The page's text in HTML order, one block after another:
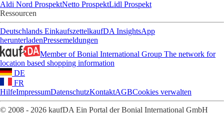
Aldi Nord ProspektNetto ProspektLidl Prospekt
Ressourcen
Deutschlands EinkaufszettelkaufDA InsightsApp
herunterladenPressemeldungen
Member of Bonial International Group The network for
location based shopping information
DE
FR
HilfeImpressumDatenschutzKontaktAGBCookies verwalten
© 2008 - 2026 kaufDA Ein Portal der Bonial International GmbH